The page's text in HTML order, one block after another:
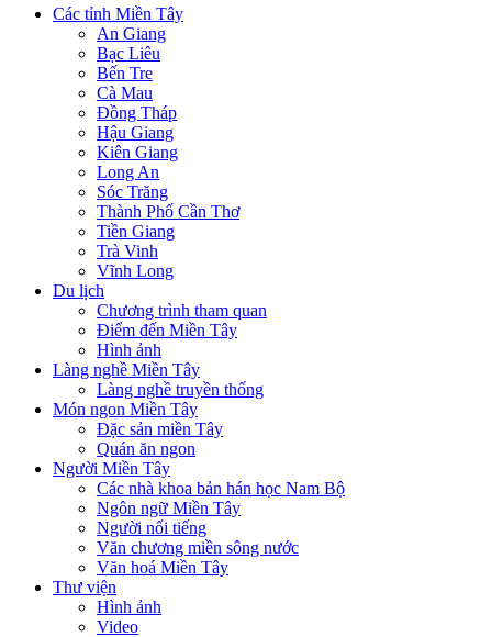
Các tỉnh Miền Tây
An Giang
Bạc Liêu
Bến Tre
Cà Mau
Đồng Tháp
Hậu Giang
Kiên Giang
Long An
Sóc Trăng
Thành Phố Cần Thơ
Tiền Giang
Trà Vinh
Vĩnh Long
Du lịch
Chương trình tham quan
Điểm đến Miền Tây
Hình ảnh
Làng nghề Miền Tây
Làng nghề truyền thống
Món ngon Miền Tây
Đặc sản miền Tây
Quán ăn ngon
Người Miền Tây
Các nhà khoa bản hán học Nam Bộ
Ngôn ngữ Miền Tây
Người nổi tiếng
Văn chương miền sông nước
Văn hoá Miền Tây
Thư viện
Hình ảnh
Video